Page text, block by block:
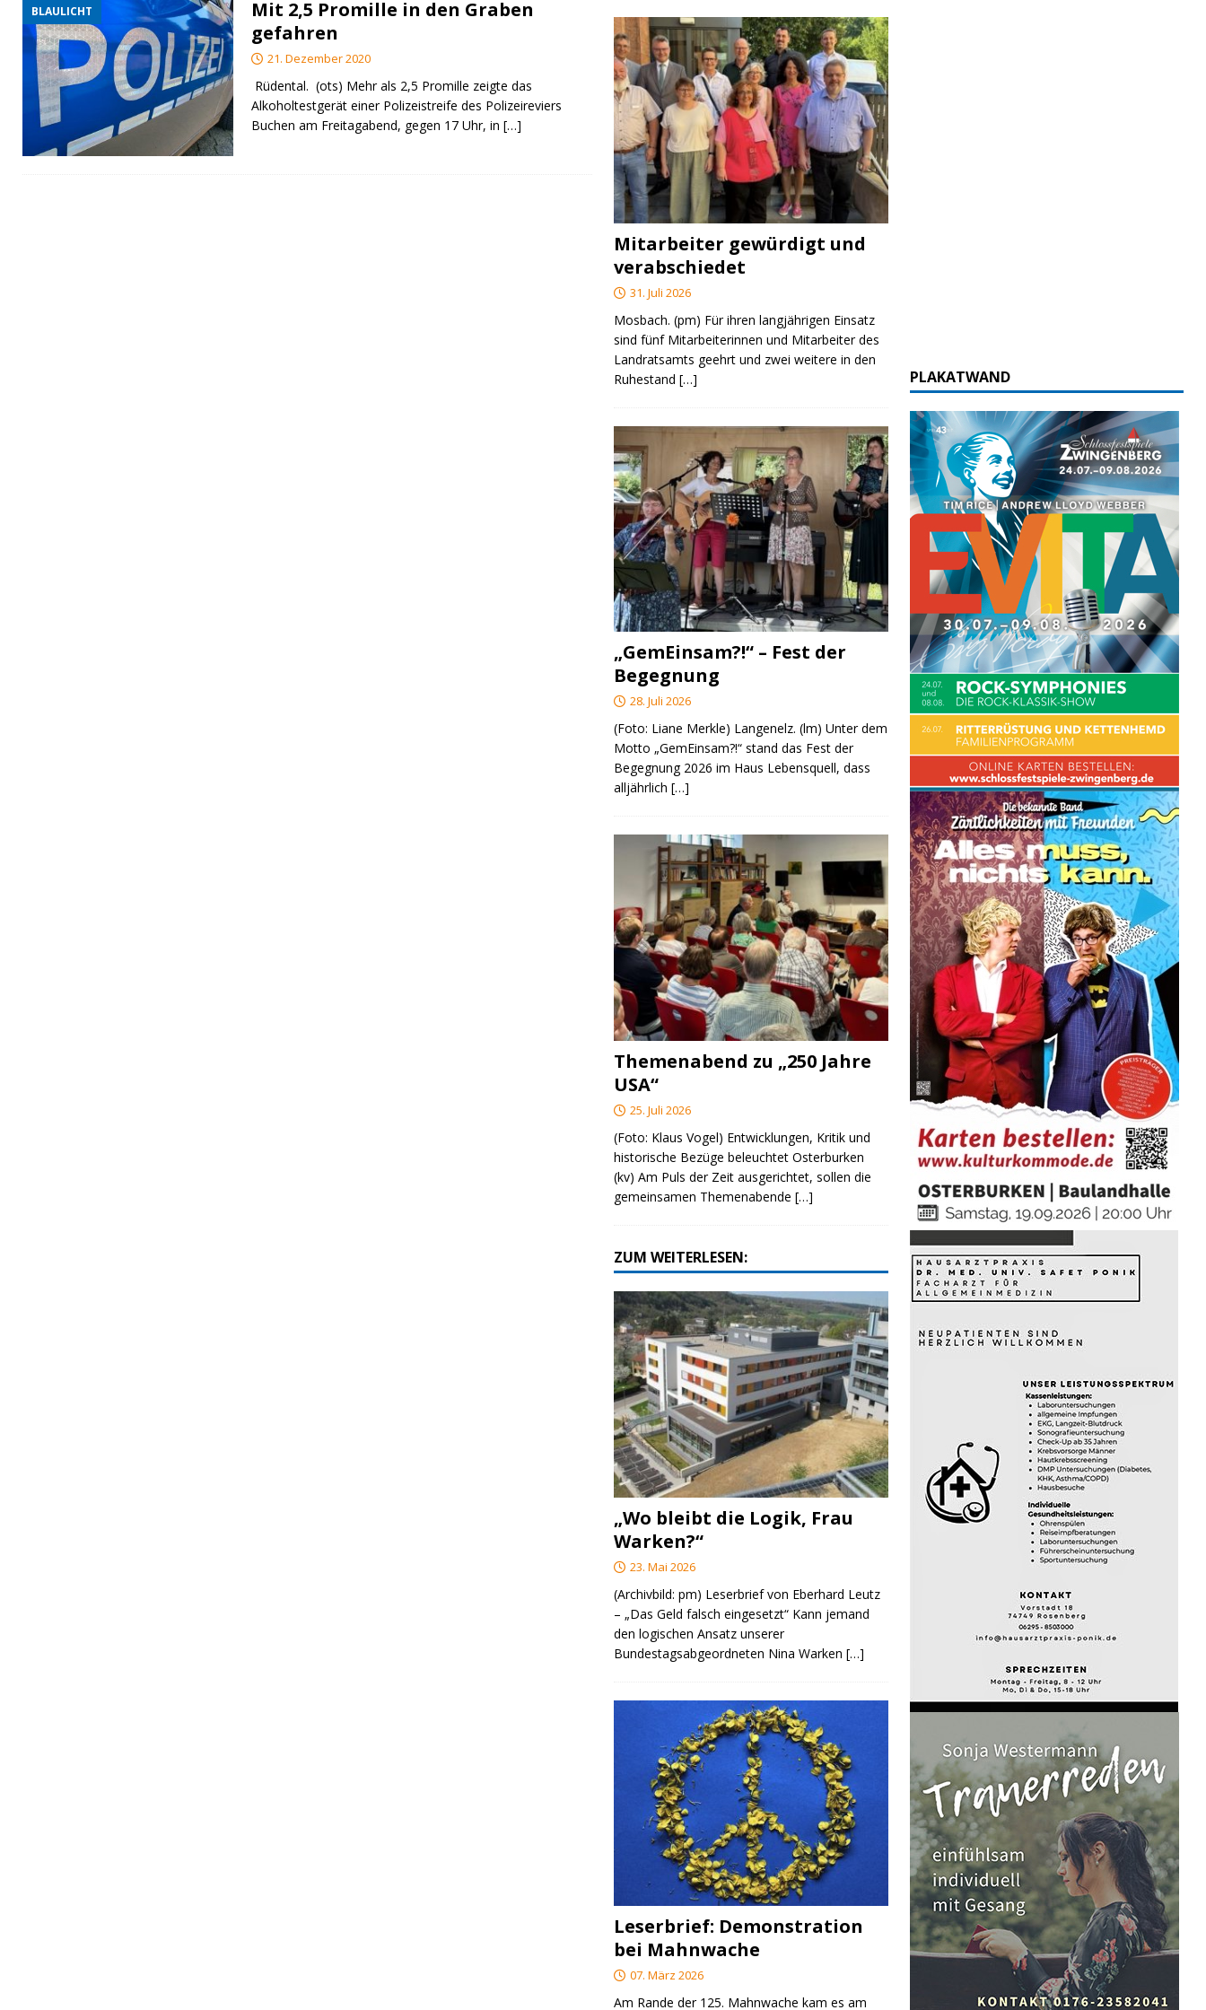
BLAULICHT
Mit 2,5 Promille in den Graben
gefahren
21. Dezember 2020
Rüdental. (ots) Mehr als 2,5 Promille zeigte das
Alkoholtestgerät einer Polizeistreife des Polizeireviers
Buchen am Freitagabend, gegen 17 Uhr, in […]
Mitarbeiter gewürdigt und
verabschiedet
31. Juli 2026
Mosbach. (pm) Für ihren langjährigen Einsatz
sind fünf Mitarbeiterinnen und Mitarbeiter des
Landratsamts geehrt und zwei weitere in den
Ruhestand[…]
„GemEinsam?!“ – Fest der
Begegnung
28. Juli 2026
(Foto: Liane Merkle) Langenelz. (lm) Unter dem
Motto „GemEinsam?!“ stand das Fest der
Begegnung 2026 im Haus Lebensquell, dass
alljährlich[…]
Themenabend zu „250 Jahre
USA“
25. Juli 2026
(Foto: Klaus Vogel) Entwicklungen, Kritik und
historische Bezüge beleuchtet Osterburken
(kv) Am Puls der Zeit ausgerichtet, sollen die
gemeinsamen Themenabende[…]
ZUM WEITERLESEN:
„Wo bleibt die Logik, Frau
Warken?“
23. Mai 2026
(Archivbild: pm) Leserbrief von Eberhard Leutz
– „Das Geld falsch eingesetzt“ Kann jemand
den logischen Ansatz unserer
Bundestagsabgeordneten Nina Warken[…]
Leserbrief: Demonstration
bei Mahnwache
07. März 2026
Am Rande der 125. Mahnwache kam es am
PLAKATWAND